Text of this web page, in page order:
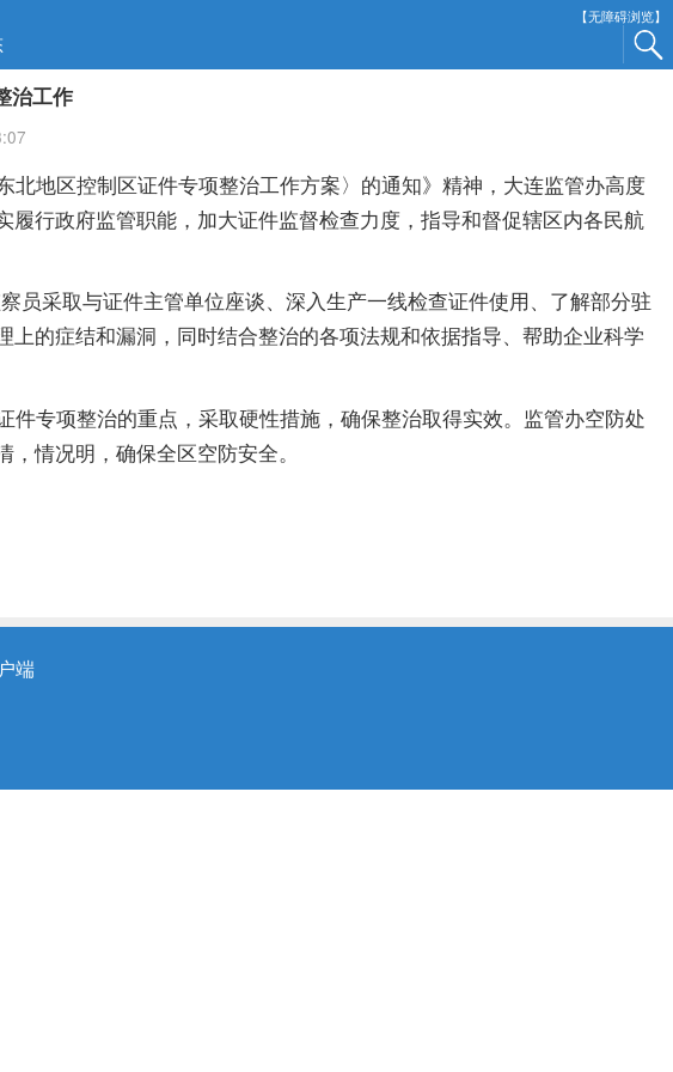
【无障碍浏览】
治工作
地区控制区证件专项整治工作方案〉的通知》精神，大连监管办高度
行政府监管职能，加大证件监督检查力度，指导和督促辖区内各民航
采取与证件主管单位座谈、深入生产一线检查证件使用、了解部分驻
的症结和漏洞，同时结合整治的各项法规和依据指导、帮助企业科学
专项整治的重点，采取硬性措施，确保整治取得实效。监管办空防处
情况明，确保全区空防安全。
端